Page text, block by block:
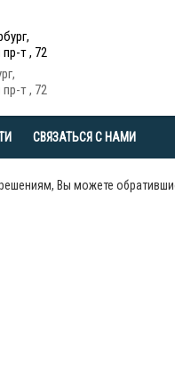
т , 72
СВЯЗАТЬСЯ С НАМИ
Вы можете